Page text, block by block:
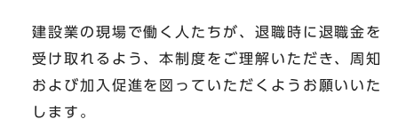
建設業の現場で働く人たちが、退職時に退職金を
受け取れるよう、本制度をご理解いただき、周知
および加入促進を図っていただくようお願いいた
します。